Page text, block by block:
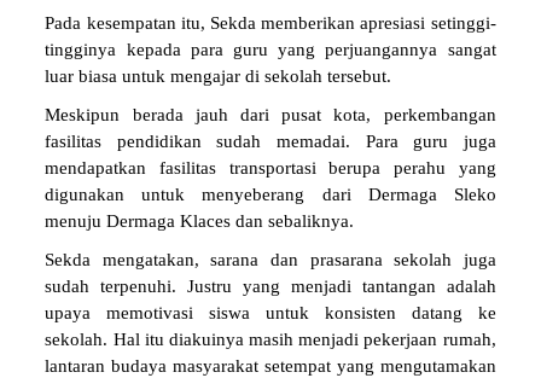
Pada kesempatan itu, Sekda memberikan apresiasi setinggi-
tingginya kepada para guru yang perjuangannya sangat
luar biasa untuk mengajar di sekolah tersebut.
Meskipun berada jauh dari pusat kota, perkembangan
fasilitas pendidikan sudah memadai. Para guru juga
mendapatkan fasilitas transportasi berupa perahu yang
digunakan untuk menyeberang dari Dermaga Sleko
menuju Dermaga Klaces dan sebaliknya.
Sekda mengatakan, sarana dan prasarana sekolah juga
sudah terpenuhi. Justru yang menjadi tantangan adalah
upaya memotivasi siswa untuk konsisten datang ke
sekolah. Hal itu diakuinya masih menjadi pekerjaan rumah,
lantaran budaya masyarakat setempat yang mengutamakan